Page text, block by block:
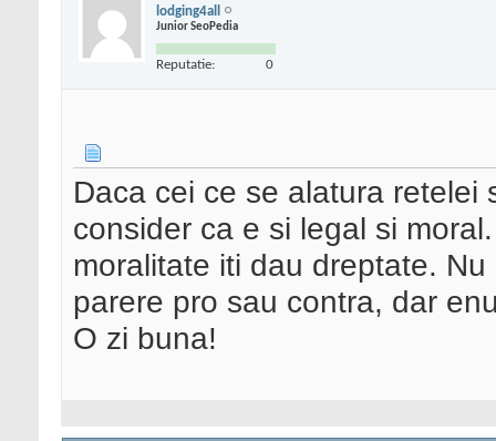
lodging4all
Junior SeoPedia
Reputatie: 0
Daca cei ce se alatura retelei
consider ca e si legal si
moralitate iti dau dreptate.
parere pro sau contra, dar
O zi buna!